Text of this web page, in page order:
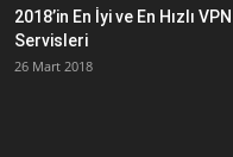
2018’in En İyi ve En Hızlı VPN
Servisleri
26 Mart 2018